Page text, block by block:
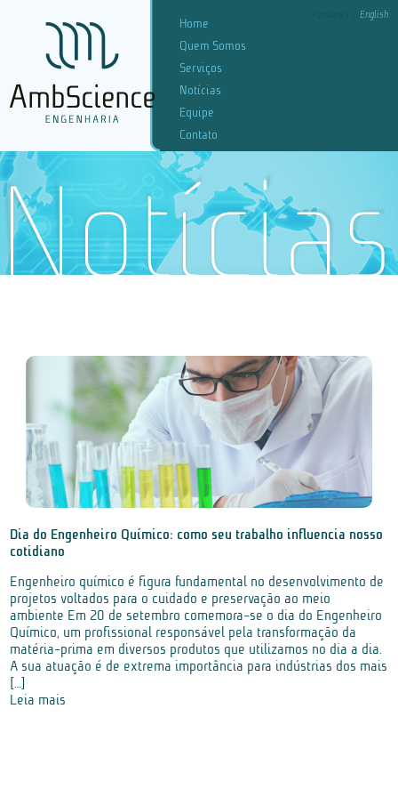
English
Home
Quem Somos
Serviços
Notícias
Equipe
Contato
Dia do Engenheiro Químico: como seu trabalho influencia nosso
cotidiano
Engenheiro químico é figura fundamental no desenvolvimento de
projetos voltados para o cuidado e preservação ao meio
ambiente Em 20 de setembro comemora-se o dia do Engenheiro
Químico, um profissional responsável pela transformação da
matéria-prima em diversos produtos que utilizamos no dia a dia.
A sua atuação é de extrema importância para indústrias dos mais
[…]
Leia mais